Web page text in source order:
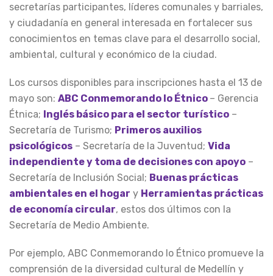
secretarías participantes, líderes comunales y barriales,
y ciudadanía en general interesada en fortalecer sus
conocimientos en temas clave para el desarrollo social,
ambiental, cultural y económico de la ciudad.
Los cursos disponibles para inscripciones hasta el 13 de
mayo son: ABC Conmemorando lo Étnico – Gerencia
Étnica; Inglés básico para el sector turístico –
Secretaría de Turismo; Primeros auxilios
psicológicos – Secretaría de la Juventud; Vida
independiente y toma de decisiones con apoyo –
Secretaría de Inclusión Social; Buenas prácticas
ambientales en el hogar y Herramientas prácticas
de economía circular, estos dos últimos con la
Secretaría de Medio Ambiente.
Por ejemplo, ABC Conmemorando lo Étnico promueve la
comprensión de la diversidad cultural de Medellín y